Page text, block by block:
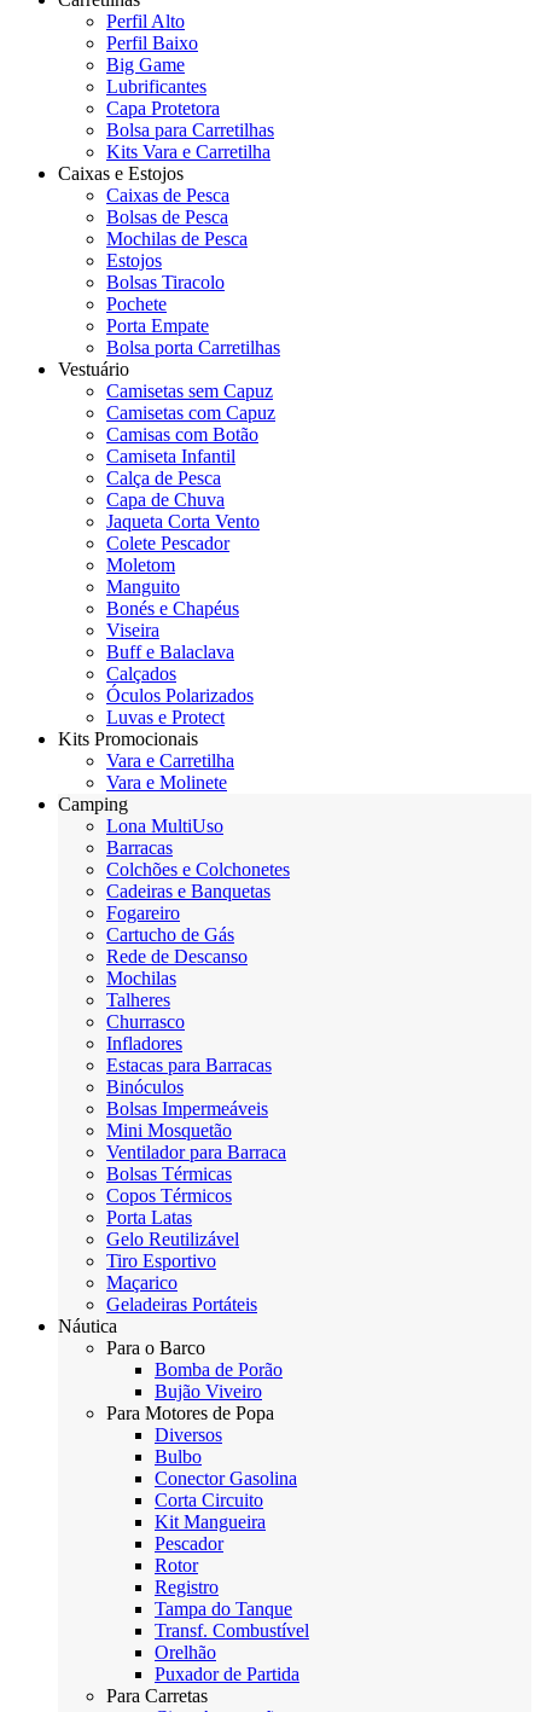
Perfil Alto
Perfil Baixo
Big Game
Lubrificantes
Capa Protetora
Bolsa para Carretilhas
Kits Vara e Carretilha
Caixas e Estojos
Caixas de Pesca
Bolsas de Pesca
Mochilas de Pesca
Estojos
Bolsas Tiracolo
Pochete
Porta Empate
Bolsa porta Carretilhas
Vestuário
Camisetas sem Capuz
Camisetas com Capuz
Camisas com Botão
Camiseta Infantil
Calça de Pesca
Capa de Chuva
Jaqueta Corta Vento
Colete Pescador
Moletom
Manguito
Bonés e Chapéus
Viseira
Buff e Balaclava
Calçados
Óculos Polarizados
Luvas e Protect
Kits Promocionais
Vara e Carretilha
Vara e Molinete
Camping
Lona MultiUso
Barracas
Colchões e Colchonetes
Cadeiras e Banquetas
Fogareiro
Cartucho de Gás
Rede de Descanso
Mochilas
Talheres
Churrasco
Infladores
Estacas para Barracas
Binóculos
Bolsas Impermeáveis
Mini Mosquetão
Ventilador para Barraca
Bolsas Térmicas
Copos Térmicos
Porta Latas
Gelo Reutilizável
Tiro Esportivo
Maçarico
Geladeiras Portáteis
Náutica
Para o Barco
Bomba de Porão
Bujão Viveiro
Para Motores de Popa
Diversos
Bulbo
Conector Gasolina
Corta Circuito
Kit Mangueira
Pescador
Rotor
Registro
Tampa do Tanque
Transf. Combustível
Orelhão
Puxador de Partida
Para Carretas